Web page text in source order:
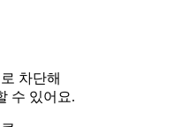
차단해
수 있어요.